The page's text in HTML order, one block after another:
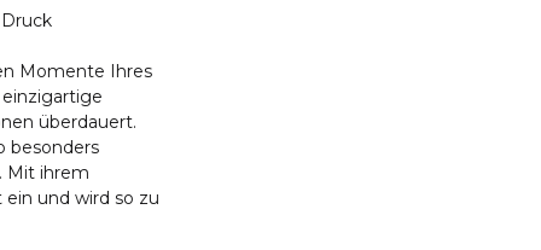
Momente Ihres
überdauert.
besonders
Mit ihrem
und wird so zu